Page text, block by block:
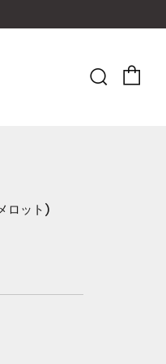
Search
ロット)